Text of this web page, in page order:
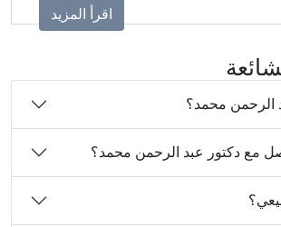
اقرأ المزيد
الرحمن محمد؟
مع دكتور عبد الرحمن محمد؟